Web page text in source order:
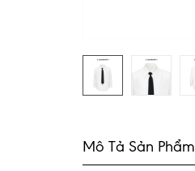
Mô Tả Sản Phẩm